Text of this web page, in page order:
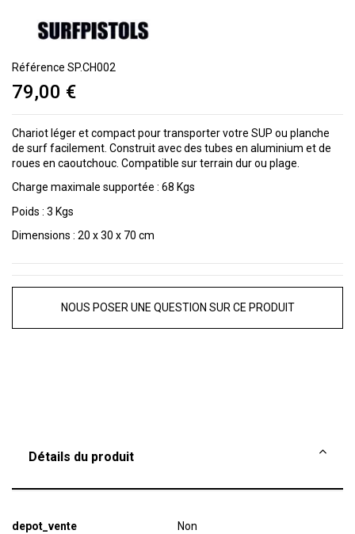
Référence SP.CH002
79,00 €
Chariot léger et compact pour transporter votre SUP ou planche
de surf facilement. Construit avec des tubes en aluminium et de
roues en caoutchouc. Compatible sur terrain dur ou plage.
Charge maximale supportée : 68 Kgs
Poids : 3 Kgs
Dimensions : 20 x 30 x 70 cm
NOUS POSER UNE QUESTION SUR CE PRODUIT
Détails du produit
depot_vente Non